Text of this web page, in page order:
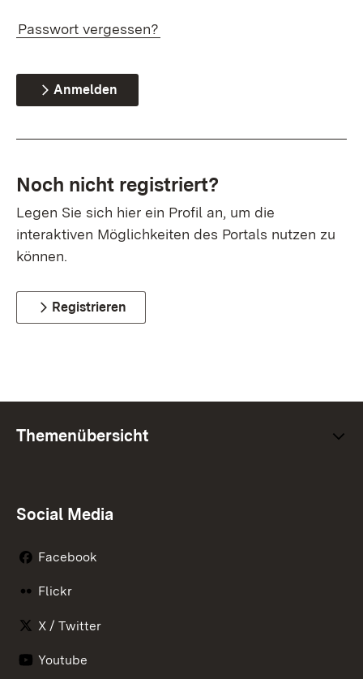
Passwort vergessen?
Anmelden
Noch nicht registriert?
Legen Sie sich hier ein Profil an, um die
interaktiven Möglichkeiten des Portals nutzen zu
können.
Registrieren
Themenübersicht
Social Media
Facebook
Flickr
X / Twitter
Youtube